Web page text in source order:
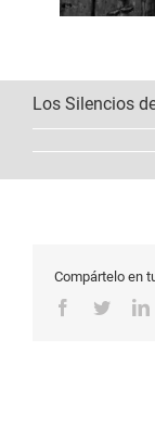
Los Silencios
Compártelo en
Facebook
Twitter